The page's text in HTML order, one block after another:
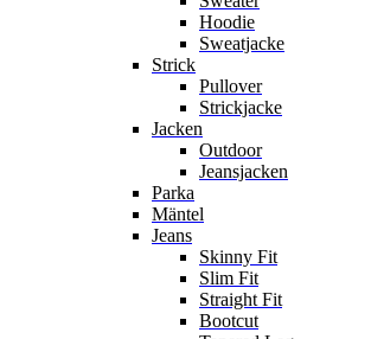
Hoodie
Sweatjacke
Strick
Pullover
Strickjacke
Jacken
Outdoor
Jeansjacken
Parka
Mäntel
Jeans
Skinny Fit
Slim Fit
Straight Fit
Bootcut